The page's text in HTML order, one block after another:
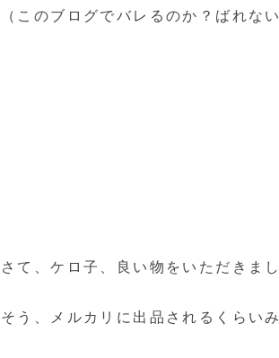
（このブログでバレるのか？ばれな
さて、ケロ子、良い物をいただきま
そう、メルカリに出品されるくらい